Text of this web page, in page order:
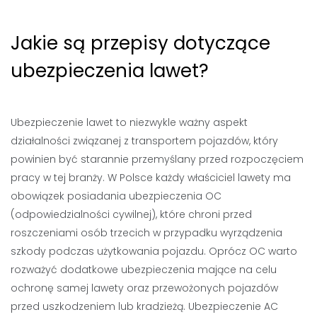
Jakie są przepisy dotyczące
ubezpieczenia lawet?
Ubezpieczenie lawet to niezwykle ważny aspekt
działalności związanej z transportem pojazdów, który
powinien być starannie przemyślany przed rozpoczęciem
pracy w tej branży. W Polsce każdy właściciel lawety ma
obowiązek posiadania ubezpieczenia OC
(odpowiedzialności cywilnej), które chroni przed
roszczeniami osób trzecich w przypadku wyrządzenia
szkody podczas użytkowania pojazdu. Oprócz OC warto
rozważyć dodatkowe ubezpieczenia mające na celu
ochronę samej lawety oraz przewożonych pojazdów
przed uszkodzeniem lub kradzieżą. Ubezpieczenie AC